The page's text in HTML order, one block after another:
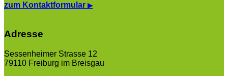
zum Kontaktformular ▶
Adresse
Sessenheimer Strasse 12
79110 Freiburg im Breisgau